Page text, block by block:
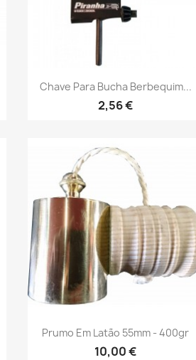
Chave Para Bucha Berbequim...
2,56 €
Vista rápida
Prumo Em Latão 55mm - 400gr
10,00 €
Vista rápida